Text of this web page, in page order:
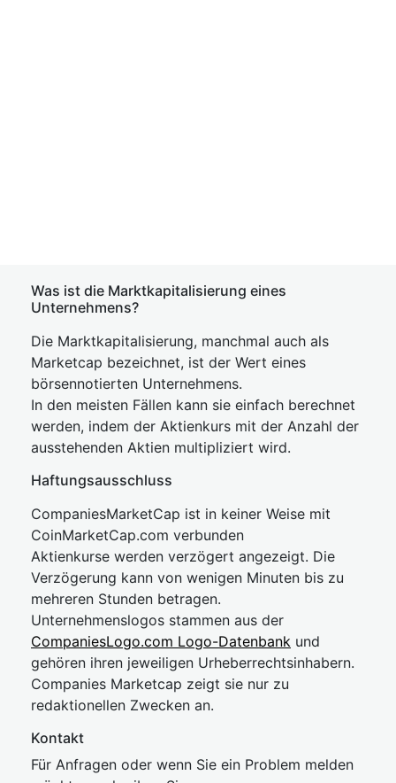
Was ist die Marktkapitalisierung eines
Unternehmens?
Die Marktkapitalisierung, manchmal auch als
Marketcap bezeichnet, ist der Wert eines
börsennotierten Unternehmens.
In den meisten Fällen kann sie einfach berechnet
werden, indem der Aktienkurs mit der Anzahl der
ausstehenden Aktien multipliziert wird.
Haftungsausschluss
CompaniesMarketCap ist in keiner Weise mit
CoinMarketCap.com verbunden
Aktienkurse werden verzögert angezeigt. Die
Verzögerung kann von wenigen Minuten bis zu
mehreren Stunden betragen.
Unternehmenslogos stammen aus der
CompaniesLogo.com Logo-Datenbank und
gehören ihren jeweiligen Urheberrechtsinhabern.
Companies Marketcap zeigt sie nur zu
redaktionellen Zwecken an.
Kontakt
Für Anfragen oder wenn Sie ein Problem melden